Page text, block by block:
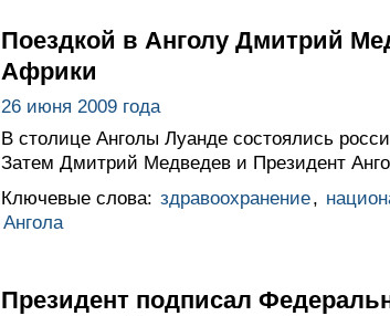
Поездкой в Анголу Дмитрий
Африки
26 июня 2009 года
В столице Анголы Луанде состоялись
Затем Дмитрий Медведев и Президент
Ключевые слова: здравоохранение,
Ангола
Президент подписал